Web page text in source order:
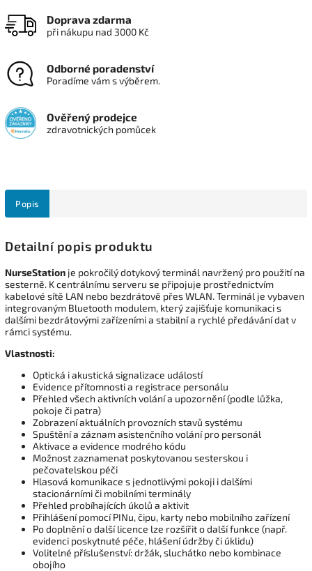
Doprava zdarma
při nákupu nad 3000 Kč
Odborné poradenství
Poradíme vám s výběrem.
Ověřený prodejce
zdravotnických pomůcek
Popis
Detailní popis produktu
NurseStation je pokročilý dotykový terminál navržený pro použití na
sesterně. K centrálnímu serveru se připojuje prostřednictvím
kabelové sítě LAN nebo bezdrátově přes WLAN. Terminál je vybaven
integrovaným Bluetooth modulem, který zajišťuje komunikaci s
dalšími bezdrátovými zařízeními a stabilní a rychlé předávání dat v
rámci systému.
Vlastnosti:
Optická i akustická signalizace událostí
Evidence přítomnosti a registrace personálu
Přehled všech aktivních volání a upozornění (podle lůžka,
pokoje či patra)
Zobrazení aktuálních provozních stavů systému
Spuštění a záznam asistenčního volání pro personál
Aktivace a evidence modrého kódu
Možnost zaznamenat poskytovanou sesterskou i
pečovatelskou péči
Hlasová komunikace s jednotlivými pokoji i dalšími
stacionárními či mobilními terminály
Přehled probíhajících úkolů a aktivit
Přihlášení pomocí PINu, čipu, karty nebo mobilního zařízení
Po doplnění o další licence lze rozšířit o další funkce (např.
evidenci poskytnuté péče, hlášení údržby či úklidu)
Volitelné příslušenství: držák, sluchátko nebo kombinace
obojího